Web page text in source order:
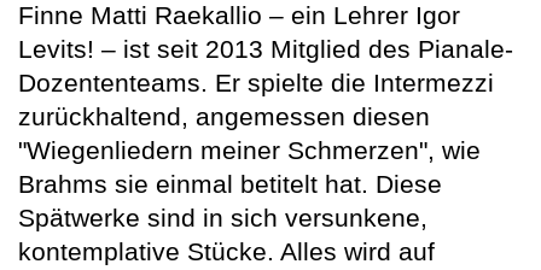
Finne Matti Raekallio – ein Lehrer Igor
Levits! – ist seit 2013 Mitglied des Pianale-
Dozententeams. Er spielte die Intermezzi
zurückhaltend, angemessen diesen
"Wiegenliedern meiner Schmerzen", wie
Brahms sie einmal betitelt hat. Diese
Spätwerke sind in sich versunkene,
kontemplative Stücke. Alles wird auf